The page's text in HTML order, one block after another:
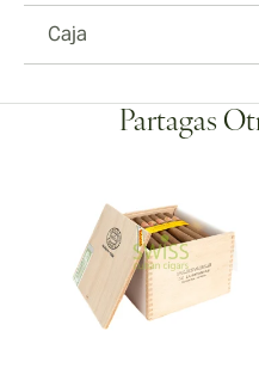
Caja
Partagas